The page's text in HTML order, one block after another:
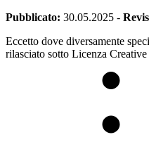
Pubblicato: 30.05.2025 -
Eccetto dove diversamente
rilasciato sotto Licenza